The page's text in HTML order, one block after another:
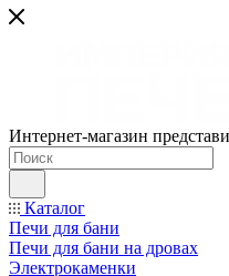
Интернет-магазин
Каталог
Печи для бани
Печи для бани на дровах
Электрокаменки